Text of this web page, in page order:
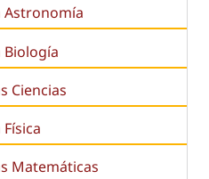
Astronomía
Biología
Ciencias
Matemáticas